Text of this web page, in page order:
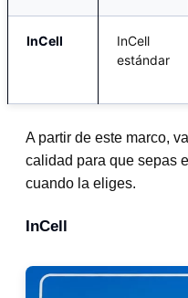
InCell
InCell
estándar
A partir de este marco,
calidad para que sepas
cuando la eliges.
InCell